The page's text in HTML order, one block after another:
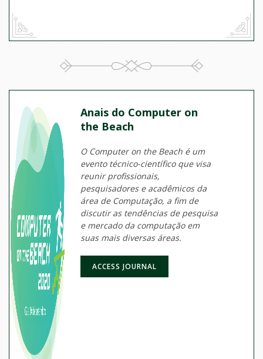
Anais do Computer on
the Beach
O Computer on the Beach é um
evento técnico-científico que visa
reunir profissionais,
pesquisadores e acadêmicos da
área de Computação, a fim de
discutir as tendências de pesquisa
e mercado da computação em
suas mais diversas áreas.
ACCESS JOURNAL